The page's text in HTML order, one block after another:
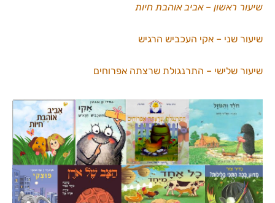
שיעור ראשון – אביב אוהבת חיות
שיעור שני – אקי העכביש הרגיש
שיעור שלישי – התרנגולת שרצתה אפרוחים